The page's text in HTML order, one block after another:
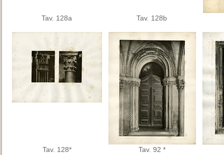
Tav. 128a Tav. 128b
Tav. 128* Tav. 92 *